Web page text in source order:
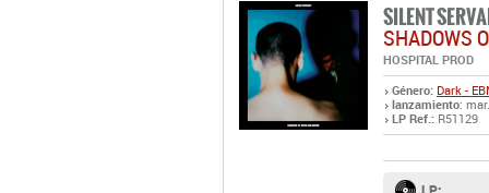
SILENT
SHADOWS
HOSPITAL PROD
Género: Dark -
lanzamiento:
LP Ref.: R51129